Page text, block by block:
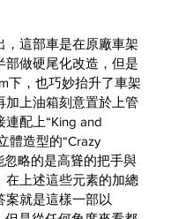
，這部車是在原廠車架
部做硬尾化改造，但是
下，也巧妙抬升了車架
加上油箱刻意置於上管
配上“King and
體造型的“Crazy
忽略的是高聳的把手與
在上述這些元素的加總
案就是這樣一部以